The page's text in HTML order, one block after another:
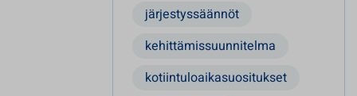
järjestyssäännöt
kehittämissuunnitelma
kotiintuloaikasuositukset